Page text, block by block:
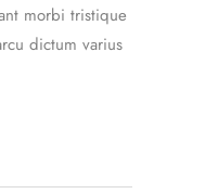
morbi tristique
dictum varius